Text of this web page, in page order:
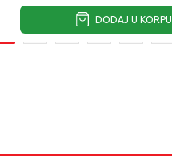
DODAJ U KORPU